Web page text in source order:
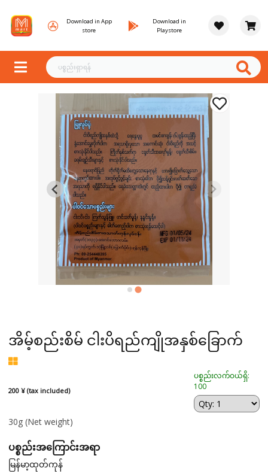
Download in App
store
Download in
Playstore
အိမ့်စည်းစိမ် ငါးပိရည်ကျိုအနှစ်ခြောက်
200 ¥ (tax included)
ပစ္စည်းလက်ဝယ်ရှိ:
100
30g (Net weight)
ပစ္စည်းအကြောင်းအရာ
မြန်မာ့ထုတ်ကုန်